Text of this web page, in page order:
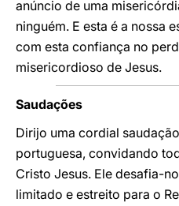
anúncio de uma
ninguém. E esta é a nossa
com esta confiança no
misericordioso de Jesus.
Saudações
Dirijo uma cordial
portuguesa, convidando
Cristo Jesus. Ele desafia-
limitado e estreito para o